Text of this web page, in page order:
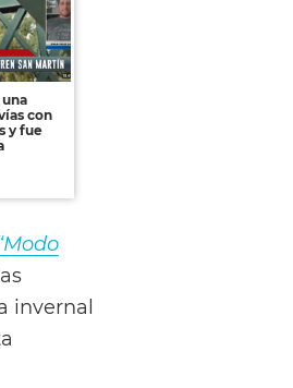
con
y fue
invernal